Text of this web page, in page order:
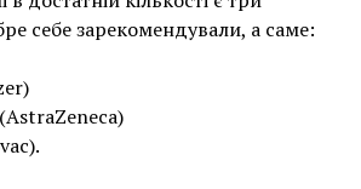
себе зарекомендували, а саме: